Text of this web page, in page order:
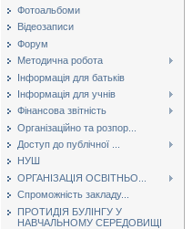
Фотоальбоми
Відеозаписи
Форум
Методична робота
Інформація для батьків
Інформація для учнів
Фінансова звітність
Організаційно та розпор...
Доступ до публічної ...
НУШ
ОРГАНІЗАЦІЯ ОСВІТНЬО...
Спроможність закладу...
ПРОТИДІЯ БУЛІНГУ У
НАВЧАЛЬНОМУ СЕРЕДОВИЩІ